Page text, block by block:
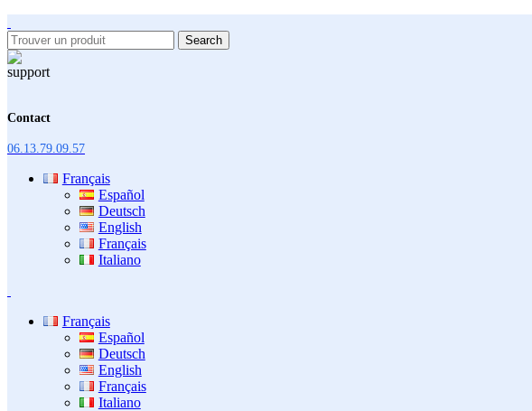
Search
Contact
06.13.79.09.57
Français
Español
Deutsch
English
Français
Italiano
Français
Español
Deutsch
English
Français
Italiano